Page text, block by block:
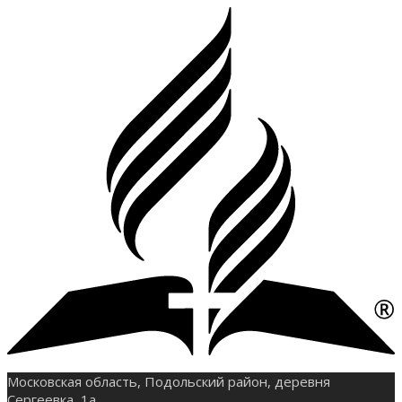
Московская область, Подольский район, деревня